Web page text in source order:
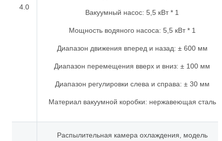
4.0
Вакуумный насос: 5,5 кВт * 1
Мощность водяного насоса: 5,5 кВт * 1
Диапазон движения вперед и назад: ± 600 мм
Диапазон перемещения вверх и вниз: ± 100 мм
Диапазон регулировки слева и справа: ± 30 мм
Материал вакуумной коробки: нержавеющая сталь
Распылительная камера охлаждения, модель